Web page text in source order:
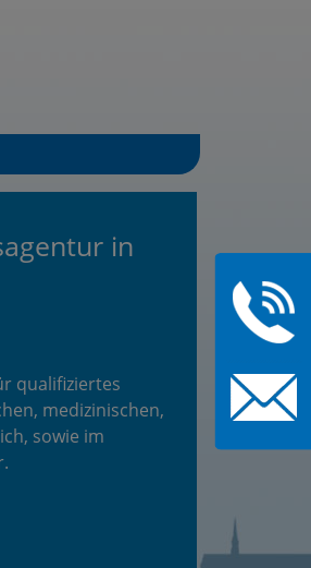
in
qualifiziertes
medizinischen,
sowie im